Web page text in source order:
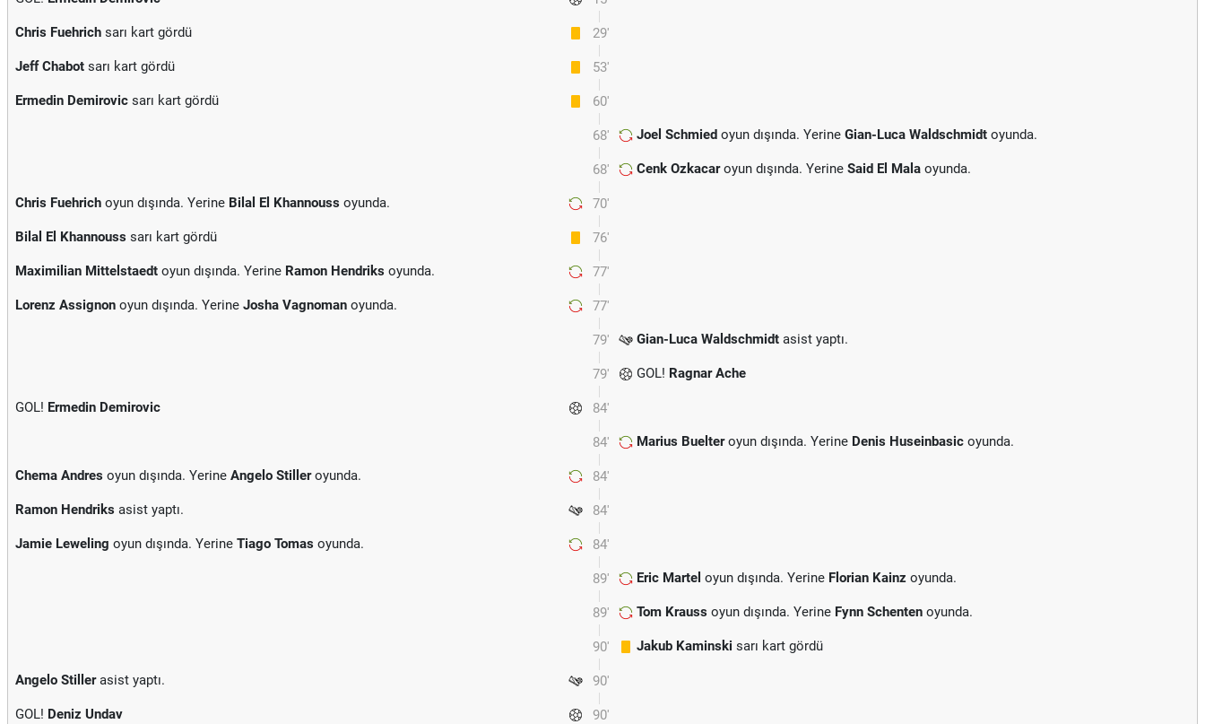
29'
Chris Fuehrich sarı kart gördü
53'
Jeff Chabot sarı kart gördü
60'
Ermedin Demirovic sarı kart gördü
68' Joel Schmied oyun dışında. Yerine Gian-Luca Waldschmidt oyunda.
68' Cenk Ozkacaroyun dışında. Yerine Said El Mala oyunda.
70'
Chris Fuehrich oyun dışında. Yerine Bilal El Khannouss oyunda.
76'
Bilal El Khannouss sarı kart gördü
77'
Maximilian Mittelstaedt oyun dışında. Yerine Ramon Hendriks oyunda.
77'
Lorenz Assignon oyun dışında. Yerine Josha Vagnoman oyunda.
79' Gian-Luca Waldschmidt asist yaptı.
79' GOL! Ragnar Ache
84'
GOL! Ermedin Demirovic
84' Marius Buelteroyun dışında. Yerine Denis Huseinbasic oyunda.
84'
Chema Andres oyun dışında. Yerine Angelo Stilleroyunda.
84'
Ramon Hendriks asist yaptı.
84'
Jamie Leweling oyun dışında. Yerine Tiago Tomas oyunda.
89' Eric Martel oyun dışında. Yerine Florian Kainz oyunda.
89' Tom Krauss oyun dışında. Yerine Fynn Schenten oyunda.
90' Jakub Kaminski sarı kart gördü
90'
Angelo Stillerasist yaptı.
90'
GOL! Deniz Undav